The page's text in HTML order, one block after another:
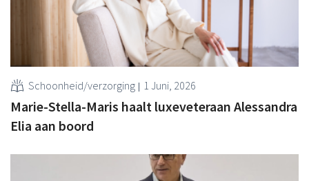
Schoonheid/verzorging 1 Juni, 2026
Marie-Stella-Maris haalt luxeveteraan Alessandra
Elia aan boord